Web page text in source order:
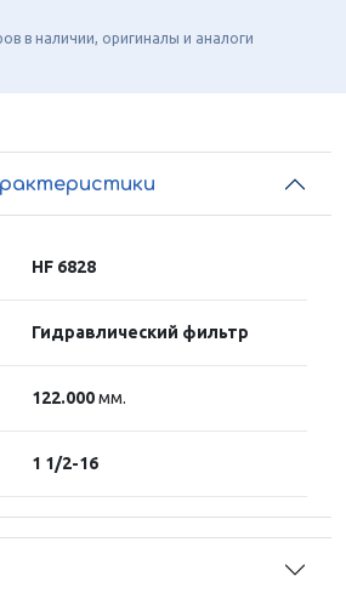
в наличии, оригиналы и аналоги
HF 6828
Гидравлический фильтр
122.000мм.
1 1/2-16